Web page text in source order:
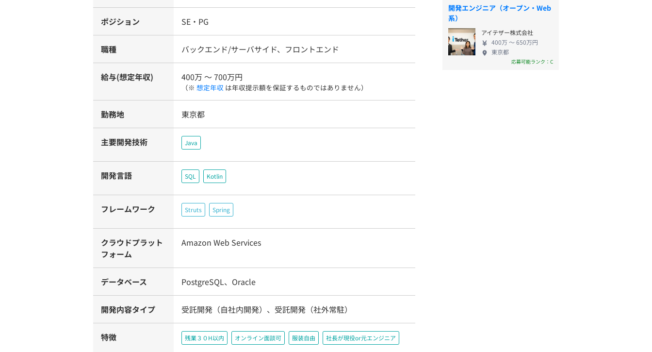
ポジション SE・PG
職種 バックエンド/サーバサイド、フロントエンド
給与(想定年収) 400万 〜 700万円
（※ 想定年収 は年収提示額を保証するものではありません）
勤務地 東京都
主要開発技術 Java
開発言語 SQL Kotlin
フレームワーク Struts Spring
クラウドプラット
フォーム
Amazon Web Services
データベース PostgreSQL、Oracle
開発内容タイプ 受託開発（自社内開発）、受託開発（社外常駐）
特徴 残業３０H以内 オンライン面談可 服装自由 社長が現役or元エンジニア
開発エンジニア（オープン・Web
系）
アイテザー株式会社
400万 〜 650万円
東京都
応募可能ランク：C